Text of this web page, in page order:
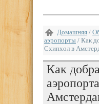
Домашняя /
аэропорты / Как
Схипхол в
Как